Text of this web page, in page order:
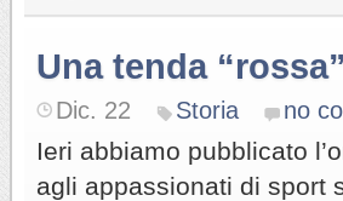
Una tenda “rossa”
Dic. 22 Storia no
Ieri abbiamo pubblicato
agli appassionati di sport